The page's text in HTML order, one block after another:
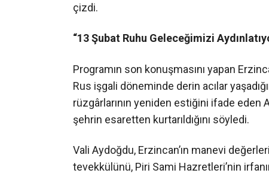
çizdi.
“13 Şubat Ruhu Geleceğimizi
Programın son konuşmasını yapan
Rus işgali döneminde derin acılar
rüzgârlarının yeniden estiğini ifade
şehrin esaretten kurtarıldığını söyledi.
Vali Aydoğdu, Erzincan’ın manevi
tevekkülünü, Piri Sami Hazretleri’nin